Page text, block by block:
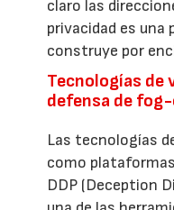
claro las
privacidad es una
construye por
Tecnologías de
defensa de
Las tecnologías
como
DDP (Deception